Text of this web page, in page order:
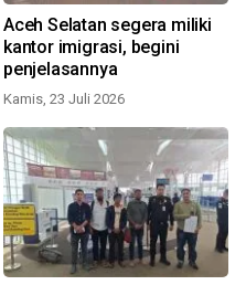
Aceh Selatan segera miliki
kantor imigrasi, begini
penjelasannya
Kamis, 23 Juli 2026